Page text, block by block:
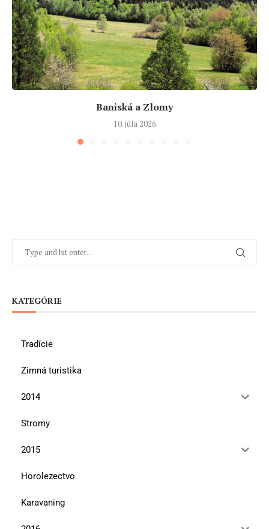
Baniská a Zlomy
10. júla 2026
KATEGÓRIE
Tradície
Zimná turistika
2014
Stromy
2015
Horolezectvo
Karavaning